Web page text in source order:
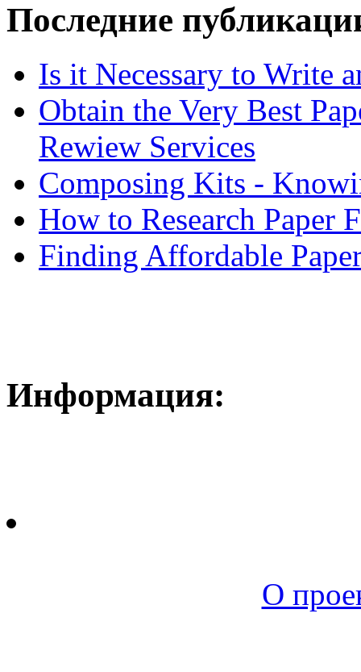
Последние
Is it Necessary to Write
Obtain the Very Best
Rewiew Services
Composing Kits -
How to Research Paper
Finding Affordable
Информация:
О